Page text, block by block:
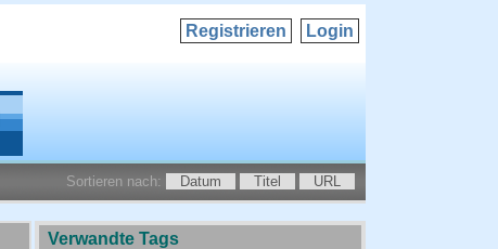
Login
Registrieren
Sortieren nach: Datum Titel URL
Verwandte Tags